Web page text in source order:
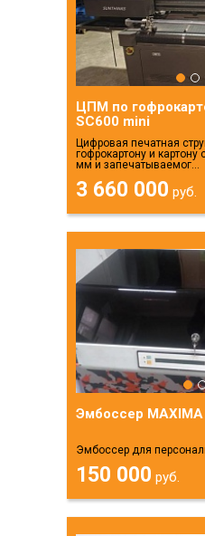
ЦПМ по
SC600 mini
Цифровая печатная
гофрокартону и
мм и запечатываемог...
3 660 000 руб.
Эмбоссер MAXIMA
Эмбоссер для
150 000 руб.